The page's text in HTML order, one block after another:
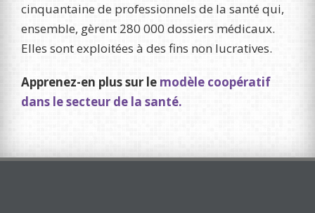
cinquantaine de professionnels de la santé qui,
ensemble, gèrent 280 000 dossiers médicaux.
Elles sont exploitées à des fins non lucratives.
Apprenez-en plus sur le modèle coopératif
dans le secteur de la santé.